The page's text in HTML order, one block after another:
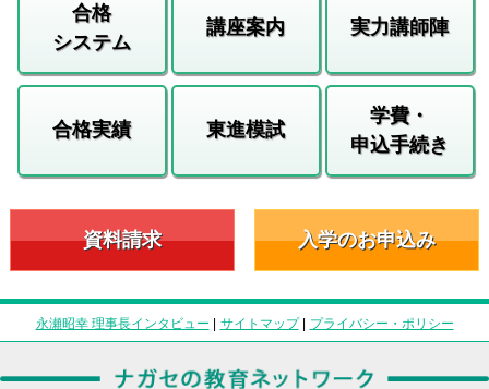
合格
システム
講座案内 実力講師陣
合格実績 東進模試
学費・
申込手続き
資料請求 入学のお申込み
永瀬昭幸 理事長インタビュー | サイトマップ| プライバシー・ポリシー